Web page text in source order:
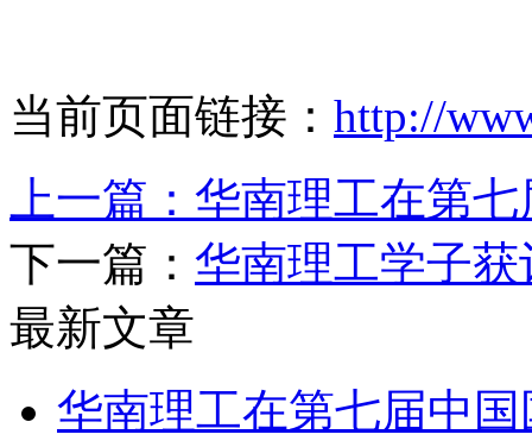
当前页面链接： http://
上一篇： 华南理工在第七
下一篇： 华南理工学子
最新文章
华南理工在第七届中